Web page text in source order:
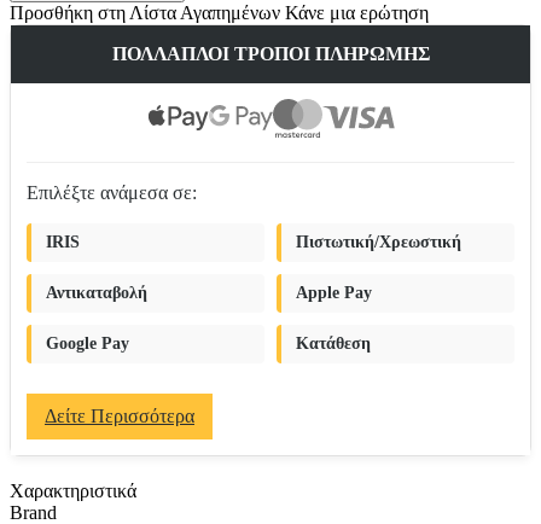
Προσθήκη στη Λίστα Αγαπημένων Κάνε μια ερώτηση
ΠΟΛΛΑΠΛΟΊ ΤΡΌΠΟΙ ΠΛΗΡΩΜΉΣ
Επιλέξτε ανάμεσα σε:
IRIS Πιστωτική/Χρεωστική
Αντικαταβολή Apple Pay
Google Pay Κατάθεση
Δείτε Περισσότερα
Χαρακτηριστικά
Brand